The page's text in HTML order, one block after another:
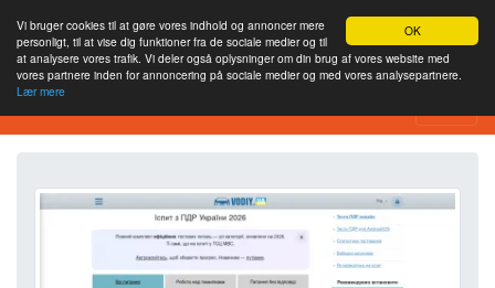
OK
Vi bruger cookies til at gøre vores indhold og annoncer mere
personligt, til at vise dig funktioner fra de sociale medier og til
at analysere vores trafik. Vi deler også oplysninger om din brug af vores website med
vores partnere inden for annoncering på sociale medier og med vores analysepartnere.
Lær mere
Værktøj til webstedsanalyse